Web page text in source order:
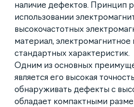
наличие дефектов. Принцип
использовании
высокочастотных
материал,
стандартных характеристик.
Одним из основных
является его высокая
обнаруживать дефекты с
обладает компактными